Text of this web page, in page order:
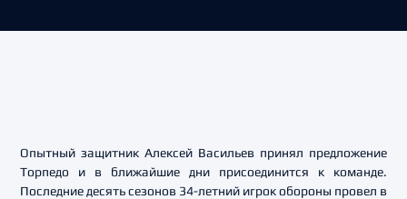
Опытный защитник Алексей Васильев принял предложение
Торпедо и в ближайшие дни присоединится к команде.
Последние десять сезонов 34-летний игрок обороны провел в